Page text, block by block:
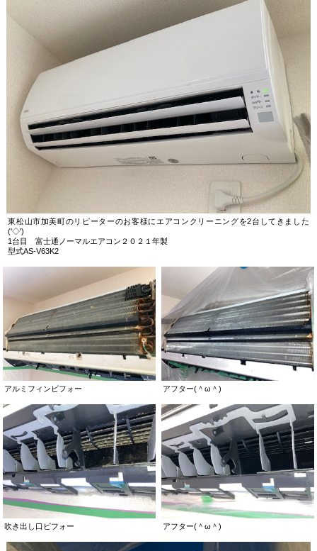
東松山市加美町のリピーターのお客様にエアコンクリーニングを2台してきました
('◇')ゞ
1台目 富士通ノーマルエアコン２０２１年製
型式AS-V63K2
アルミフィンビフォー アフター(＾ω＾)
吹き出し口ビフォー アフター(＾ω＾)